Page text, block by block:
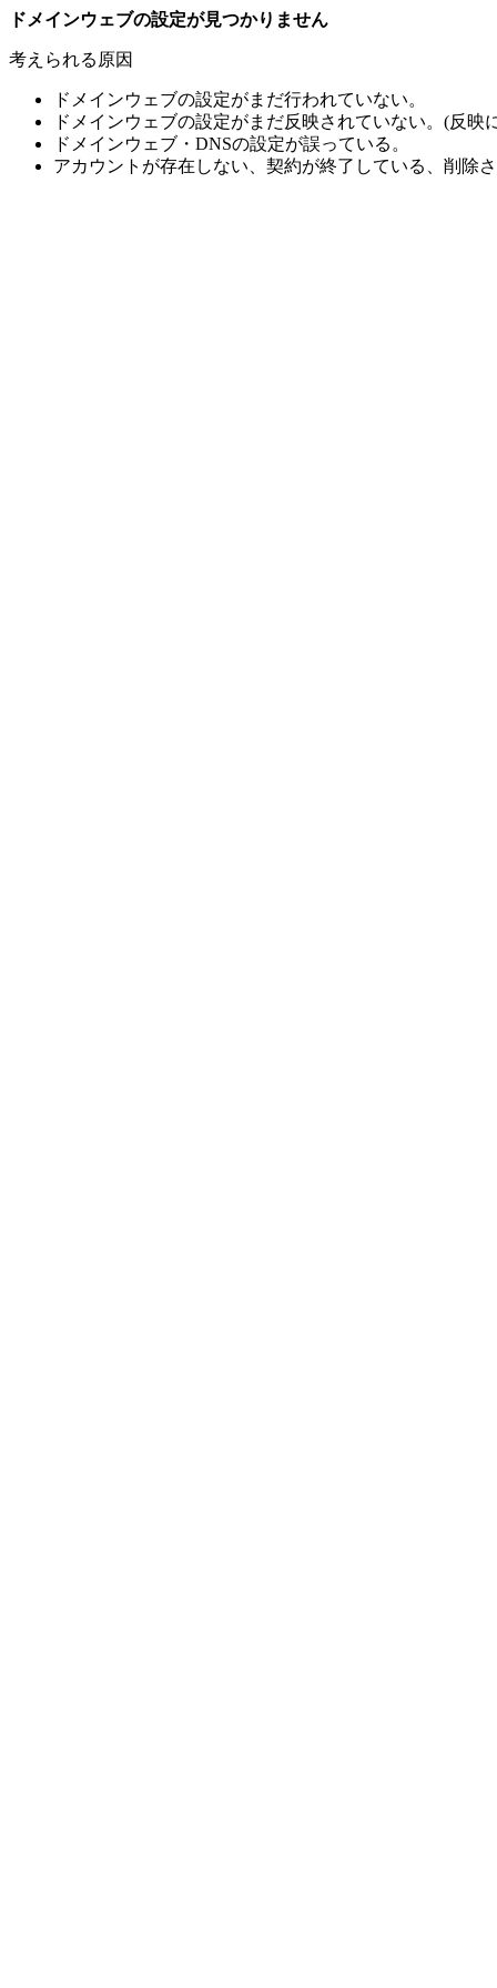
ドメインウェブの設定が見つかりません
考えられる原因
ドメインウェブの設定がまだ行われていない。
ドメインウェブの設定がまだ反映されていない。(反
ドメインウェブ・DNSの設定が誤っている。
アカウントが存在しない、契約が終了している、削除